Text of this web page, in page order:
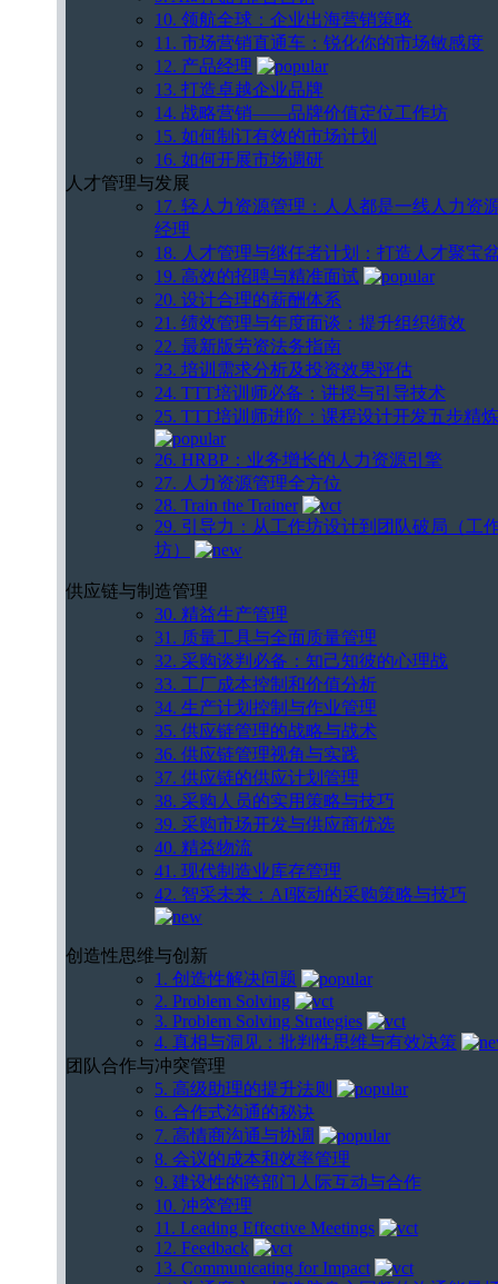
10. 领航全球：企业出海营销策略
11. 市场营销直通车：锐化你的市场敏感度
12. 产品经理
13. 打造卓越企业品牌
14. 战略营销——品牌价值定位工作坊
15. 如何制订有效的市场计划
16. 如何开展市场调研
人才管理与发展
17. 轻人力资源管理：人人都是一线人力资
经理
18. 人才管理与继任者计划：打造人才聚宝
19. 高效的招聘与精准面试
20. 设计合理的薪酬体系
21. 绩效管理与年度面谈：提升组织绩效
22. 最新版劳资法务指南
23. 培训需求分析及投资效果评估
24. TTT培训师必备：讲授与引导技术
25. TTT培训师进阶：课程设计开发五步精炼
26. HRBP：业务增长的人力资源引擎
27. 人力资源管理全方位
28. Train the Trainer
29. 引导力：从工作坊设计到团队破局（工
坊）
供应链与制造管理
30. 精益生产管理
31. 质量工具与全面质量管理
32. 采购谈判必备：知己知彼的心理战
33. 工厂成本控制和价值分析
34. 生产计划控制与作业管理
35. 供应链管理的战略与战术
36. 供应链管理视角与实践
37. 供应链的供应计划管理
38. 采购人员的实用策略与技巧
39. 采购市场开发与供应商优选
40. 精益物流
41. 现代制造业库存管理
42. 智采未来：AI驱动的采购策略与技巧
创造性思维与创新
1. 创造性解决问题
2. Problem Solving
3. Problem Solving Strategies
4. 真相与洞见：批判性思维与有效决策
团队合作与冲突管理
5. 高级助理的提升法则
6. 合作式沟通的秘诀
7. 高情商沟通与协调
8. 会议的成本和效率管理
9. 建设性的跨部门人际互动与合作
10. 冲突管理
11. Leading Effective Meetings
12. Feedback
13. Communicating for Impact